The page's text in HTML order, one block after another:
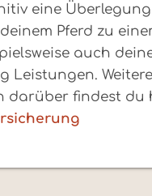
eine
Pferd zu
auch
Leistungen. Weitere
darüber findest du